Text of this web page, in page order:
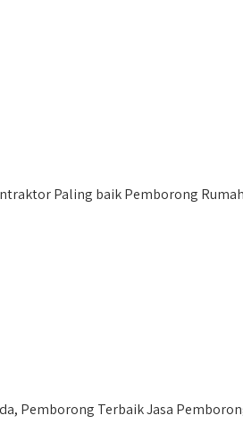
Paling baik Pemborong
Pemborong Terbaik Jasa